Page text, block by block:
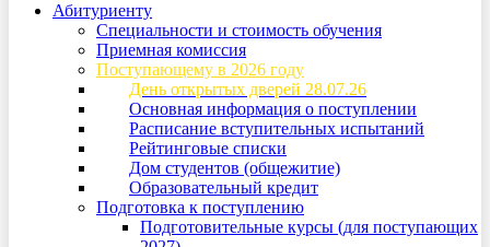
Абитуриенту
Специальности и стоимость обучения
Приемная комиссия
Поступающему в 2026 году
День открытых дверей 28.07.26
Основная информация о поступлении
Расписание вступительных испытаний
Рейтинговые списки
Дом студентов (общежитие)
Образовательный кредит
Подготовка к поступлению
Подготовительные курсы (для поступающих